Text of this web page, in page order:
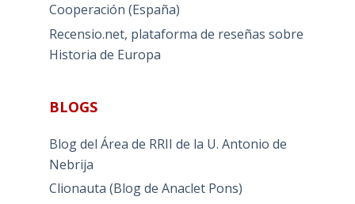
Cooperación (España)
Recensio.net, plataforma de reseñas sobre
Historia de Europa
BLOGS
Blog del Área de RRII de la U. Antonio de
Nebrija
Clionauta (Blog de Anaclet Pons)